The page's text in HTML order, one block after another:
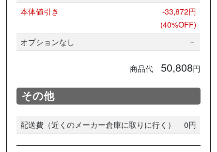
本体値引き
-33,872円
(40%OFF)
オプションなし
－
商品代 50,808円
その他
配送費（近くのメーカー倉庫に取りに行く） 0円